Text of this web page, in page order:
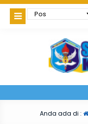
Anda ada di :